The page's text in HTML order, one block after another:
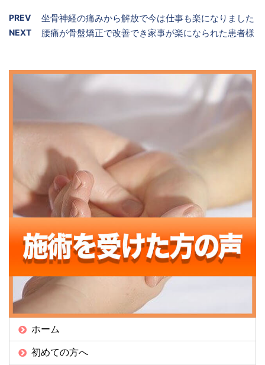
PREV 坐骨神経の痛みから解放で今は仕事も楽になりました
NEXT 腰痛が骨盤矯正で改善でき家事が楽になられた患者様
ホーム
初めての方へ